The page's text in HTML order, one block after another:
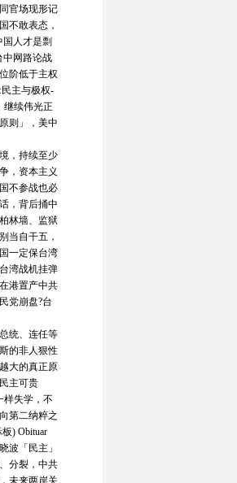
官场现形记
不敢表态，
国人才是剽
中网路论战
阶低于主权
主与极权-
继续伟光正
则」，美中
，持续至少
，资本主义
不参战也必
，背后捅中
林墙、监狱
当自干五，
一定保台湾
湾战机挂弹
港置产中共
党崩盘?台
统、连任等
的非人狠性
大的真正原
主可贵
样失学，不
第二纳粹之
) Obituar
波「民主」
分裂，中共
未来两岸关